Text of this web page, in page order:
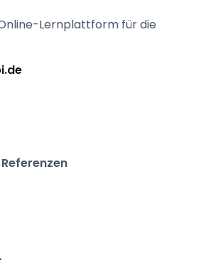
Lernplattform für die